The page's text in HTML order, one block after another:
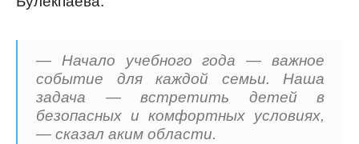
— Начало учебного года — важное
событие для каждой семьи. Наша
задача — встретить детей в
безопасных и комфортных условиях,
— сказал аким области.